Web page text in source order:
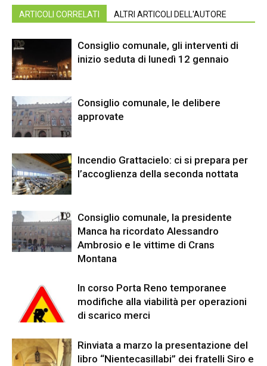
ARTICOLI CORRELATI ALTRI ARTICOLI DELL'AUTORE
Consiglio comunale, gli interventi di
inizio seduta di lunedì 12 gennaio
Consiglio comunale, le delibere
approvate
Incendio Grattacielo: ci si prepara per
l’accoglienza della seconda nottata
Consiglio comunale, la presidente
Manca ha ricordato Alessandro
Ambrosio e le vittime di Crans
Montana
In corso Porta Reno temporanee
modifiche alla viabilità per operazioni
di scarico merci
Rinviata a marzo la presentazione del
libro “Nientecasillabi” dei fratelli Siro e